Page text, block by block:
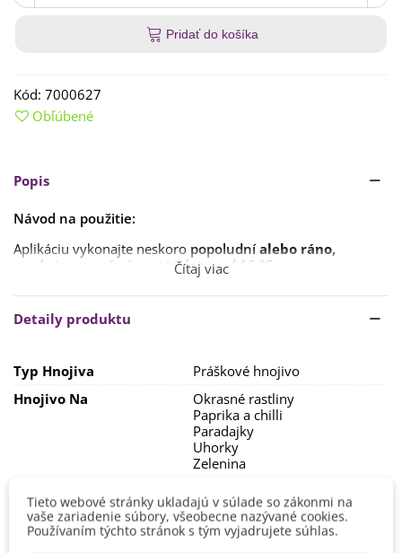
Pridať do košíka
Kód: 7000627
Obľúbené
Popis
Návod na použitie:
Aplikáciu vykonajte neskoro popoludní alebo ráno,
v pokojnom počasí a pri teplote nad 16 °C.
Niekoľko hodín pred ošetrením poriadne zalejte všetky
rastliny, aby korene boli mokré, listy rastlín však musia byť
pri aplikácii dymovnicou suché.
uprostred skleníka či fóliovníka (počet dymovníc sa vypočíta
podľa kubatúry ošetrovaného priestoru).
Pred zapálením dymovnicu poriadne pretrepte, aby sa
uvoľnil jej obsah, potom odstráňte plastové viečko a zapáľte
použitie.
Nechajte po aplikáciiskleník/fóliovník uzavretý najmenej
Čítaj viac
Detaily produktu
Typ Hnojiva
Práškové hnojivo
Hnojivo Na
Okrasné rastliny
Paprika a chilli
Paradajky
Uhorky
Zelenina
Veľkosť Balenia
30 g
Tieto webové stránky ukladajú v súlade so zákonmi na
vaše zariadenie súbory, všeobecne nazývané cookies.
Používaním týchto stránok s tým vyjadrujete súhlas.